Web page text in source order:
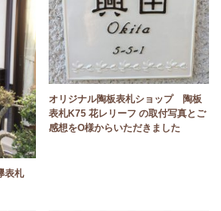
表札
オリジナル陶板表札ショップ 陶板
表札K75 花レリーフ の取付写真とご
感想をO様からいただきました